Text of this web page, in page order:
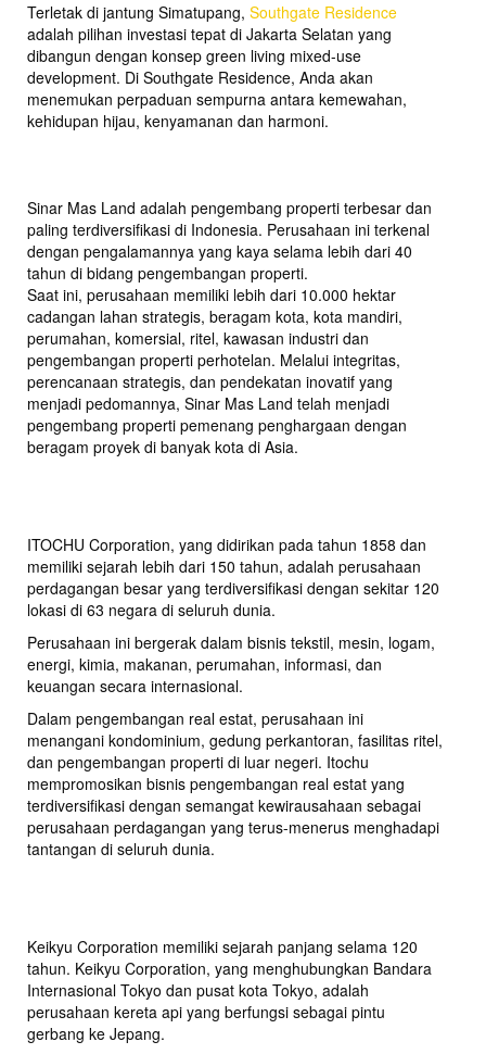
Terletak di jantung Simatupang, Southgate Residence
adalah pilihan investasi tepat di Jakarta Selatan yang
dibangun dengan konsep green living mixed-use
development. Di Southgate Residence, Anda akan
menemukan perpaduan sempurna antara kemewahan,
kehidupan hijau, kenyamanan dan harmoni.
Sinar Mas Land adalah pengembang properti terbesar dan
paling terdiversifikasi di Indonesia. Perusahaan ini terkenal
dengan pengalamannya yang kaya selama lebih dari 40
tahun di bidang pengembangan properti.
Saat ini, perusahaan memiliki lebih dari 10.000 hektar
cadangan lahan strategis, beragam kota, kota mandiri,
perumahan, komersial, ritel, kawasan industri dan
pengembangan properti perhotelan. Melalui integritas,
perencanaan strategis, dan pendekatan inovatif yang
menjadi pedomannya, Sinar Mas Land telah menjadi
pengembang properti pemenang penghargaan dengan
beragam proyek di banyak kota di Asia.
ITOCHU Corporation, yang didirikan pada tahun 1858 dan
memiliki sejarah lebih dari 150 tahun, adalah perusahaan
perdagangan besar yang terdiversifikasi dengan sekitar 120
lokasi di 63 negara di seluruh dunia.
Perusahaan ini bergerak dalam bisnis tekstil, mesin, logam,
energi, kimia, makanan, perumahan, informasi, dan
keuangan secara internasional.
Dalam pengembangan real estat, perusahaan ini
menangani kondominium, gedung perkantoran, fasilitas ritel,
dan pengembangan properti di luar negeri. Itochu
mempromosikan bisnis pengembangan real estat yang
terdiversifikasi dengan semangat kewirausahaan sebagai
perusahaan perdagangan yang terus-menerus menghadapi
tantangan di seluruh dunia.
Keikyu Corporation memiliki sejarah panjang selama 120
tahun. Keikyu Corporation, yang menghubungkan Bandara
Internasional Tokyo dan pusat kota Tokyo, adalah
perusahaan kereta api yang berfungsi sebagai pintu
gerbang ke Jepang.